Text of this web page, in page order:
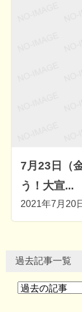
7月23日（
う！大宣...
2021年7月20
過去記事一覧